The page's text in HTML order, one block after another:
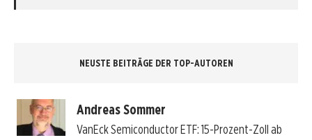
NEUSTE BEITRÄGE DER TOP-AUTOREN
Andreas Sommer
VanEck Semiconductor ETF: 15-Prozent-Zoll ab